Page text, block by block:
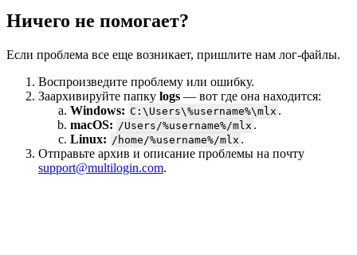
Ничего не помогает?
Если проблема все еще возникает, пришлите нам лог-файлы.
Воспроизведите проблему или ошибку.
Заархивируйте папку logs — вот где она находится:
Windows: C:\Users\%username%\mlx .
macOS: /Users/%username%/mlx .
Linux: /home/%username%/mlx .
Отправьте архив и описание проблемы на почту
support@multilogin.com.